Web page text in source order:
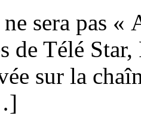
sera pas «
de Télé
sur la